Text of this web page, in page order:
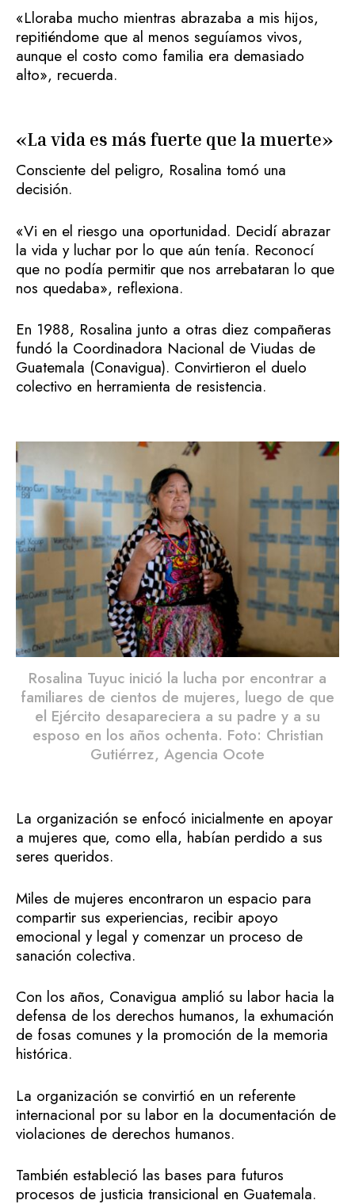
«Lloraba mucho mientras abrazaba a mis hijos,
repitiéndome que al menos seguíamos vivos,
aunque el costo como familia era demasiado
alto», recuerda.
«La vida es más fuerte que la muerte»
Consciente del peligro, Rosalina tomó una
decisión.
«Vi en el riesgo una oportunidad. Decidí abrazar
la vida y luchar por lo que aún tenía. Reconocí
que no podía permitir que nos arrebataran lo que
nos quedaba», reflexiona.
En 1988, Rosalina junto a otras diez compañeras
fundó la Coordinadora Nacional de Viudas de
Guatemala (Conavigua). Convirtieron el duelo
colectivo en herramienta de resistencia.
Rosalina Tuyuc inició la lucha por encontrar a
familiares de cientos de mujeres, luego de que
el Ejército desapareciera a su padre y a su
esposo en los años ochenta. Foto: Christian
Gutiérrez, Agencia Ocote
La organización se enfocó inicialmente en apoyar
a mujeres que, como ella, habían perdido a sus
seres queridos.
Miles de mujeres encontraron un espacio para
compartir sus experiencias, recibir apoyo
emocional y legal y comenzar un proceso de
sanación colectiva.
Con los años, Conavigua amplió su labor hacia la
defensa de los derechos humanos, la exhumación
de fosas comunes y la promoción de la memoria
histórica.
La organización se convirtió en un referente
internacional por su labor en la documentación de
violaciones de derechos humanos.
También estableció las bases para futuros
procesos de justicia transicional en Guatemala.